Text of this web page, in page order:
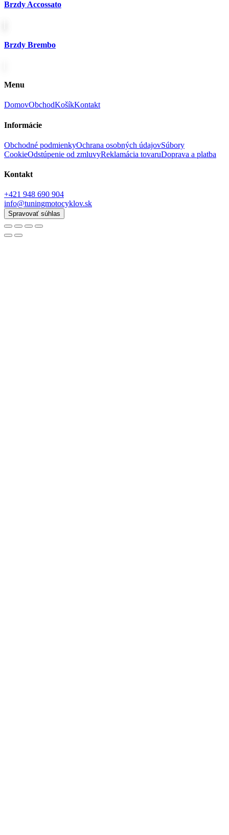
Brzdy Accossato
Brzdy Brembo
Menu
DomovObchodKošíkKontakt
Informácie
Obchodné podmienkyOchrana osobných údajovSúbory
CookieOdstúpenie od zmluvyReklamácia tovaruDoprava a platba
Kontakt
+421 948 690 904
info@tuningmotocyklov.sk
Spravovať súhlas